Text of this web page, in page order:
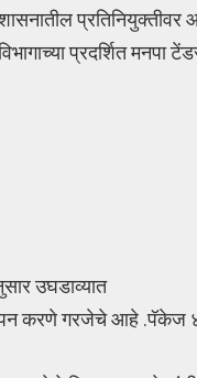
प्रदर्शित
उघडाव्यात
करणे गरजेचे आहे .पॅकेज